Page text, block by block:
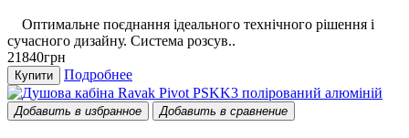
Оптимальне поєднання ідеального технічного рішення і
сучасного дизайну. Система розсув..
21840грн
Купити Подробнее
Добавить в избранное Добавить в сравнение